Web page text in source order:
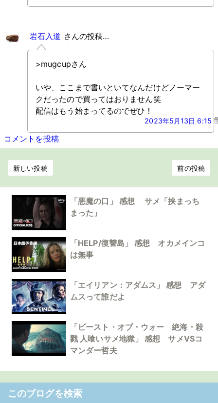
岩石入道 さんの投稿…
>mugcupさん
いや、ここまで書いといてなんだけどノーマー
クだったので買ってはおりません笑
配信はもう始まってるのでぜひ！
2023年5月13日 6:15
コメントを投稿
新しい投稿 前の投稿
「悪魔の口」 感想 サメ「挟まっち
まった」
「HELP/復讐島」 感想 オカメインコ
は無事
「エイリアン：アダムス」 感想 アダ
ムスって誰だよ
「ビースト・オブ・ウォー 絶海・殺
戮 人喰いサメ地獄」 感想 サメVSコ
マンダー哲夫
このブログを検索